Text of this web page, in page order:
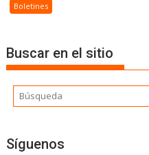
Boletines
Buscar en el sitio
Síguenos